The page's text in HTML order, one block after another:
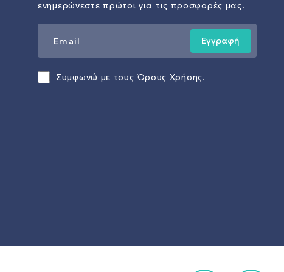
ενημερώνεστε πρώτοι για τις προσφορές μας.
Εγγραφή
Συμφωνώ με τους Όρους Χρήσης.